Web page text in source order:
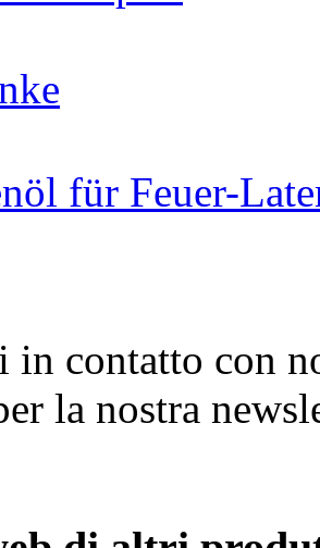
für Feuer-
in contatto con
la nostra